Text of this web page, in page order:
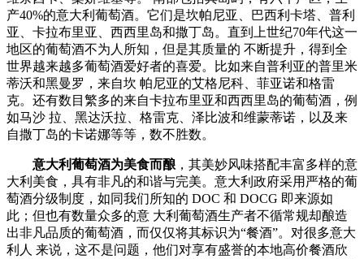
产40%的意大利葡萄酒。它们是坎帕尼亚、巴西利卡塔、普利
亚、卡拉布里亚、西西里岛和撒丁岛。直到上世纪70年代这一
地区的葡萄酒不为人所知，但是其质量的 不断提升，得到全
世界越来越多葡萄酒爱好者的喜爱。比如来自普利亚的普里米
蒂沃和黑曼罗，来自坎 帕尼亚的艾格尼科、菲亚诺和格雷
克。还有数目繁多的来自卡拉布里亚和西西里岛的葡萄酒，例
如马沙 拉、黑达沃拉、格雷克、泽比波和维蒙蒂诺，以及来
自撒丁岛的卡诺娜等等，数不胜数。
意大利葡萄酒为美食而酿 ，其美妙风味搭配丰富多样的意
大利美食，具有非凡的和谐与完美。意大利政府采用严格的葡
萄酒分级制度，如同我们所知的 DOC 和 DOCG 即来源如
此；但也有数量众多的意 大利葡萄酒生产者不循常规却酿造
出非凡品质的葡萄酒，而仅仅将其标识为“餐酒”。对很多意大
利人 来说，这不是问题，他们对享有盛誉的本地高价餐酒欣